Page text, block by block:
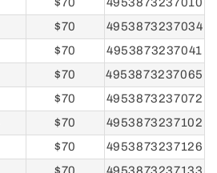
$70
4953873237034
$70
4953873237041
$70
4953873237065
$70 4953873237072
$70
4953873237102
$70
4953873237126